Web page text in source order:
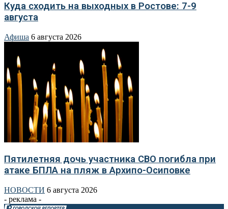
Куда сходить на выходных в Ростове: 7-9
августа
Афиша 6 августа 2026
Пятилетняя дочь участника СВО погибла при
атаке БПЛА на пляж в Архипо-Осиповке
НОВОСТИ 6 августа 2026
- реклама -